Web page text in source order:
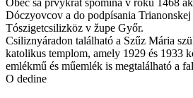
Dóczyovcov a do podpísania
Tószigetcsilizköz v župe Győr.
Csiliznyáradon található a Szűz Mária
katolikus templom, amely 1929 és 1933
emlékmű és műemlék is megtalálható a
O dedine